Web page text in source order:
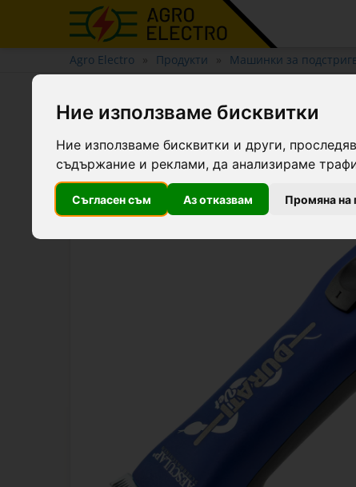
Ние използваме бисквитки
Ние използваме бисквитки и други,
съдържание и реклами, да анализираме
Съгласен съм Аз отказвам Промяна на
Agro Electro Продукти Машинки за
Акумулаторна машинка